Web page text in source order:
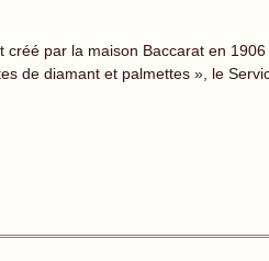
par la maison Baccarat en
de diamant et palmettes », le